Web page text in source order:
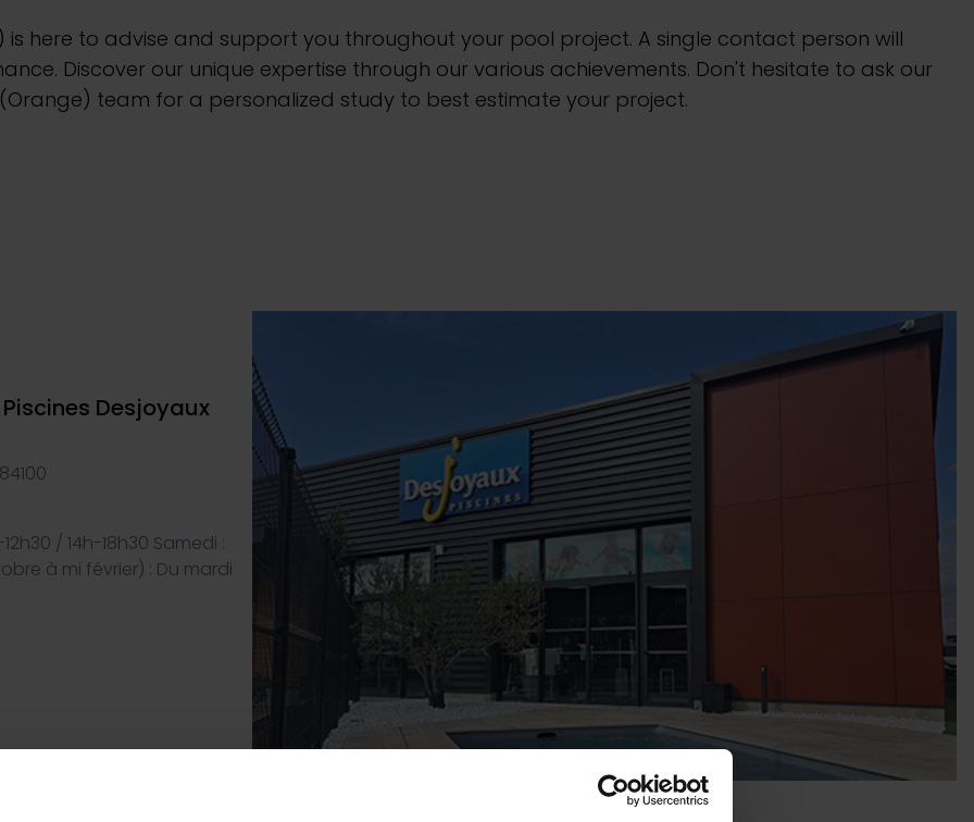
is here to advise and support you throughout your pool project. A single contact person will
Discover our unique expertise through our various achievements. Don't hesitate to ask our
(Orange) team for a personalized study to best estimate your project.
Piscines Desjoyaux
/ 14h-18h30 Samedi :
à mi février) : Du mardi